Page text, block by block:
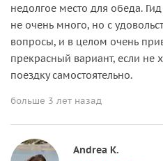
недолгое место для обеда.
не очень много, но с
вопросы, и в целом очень
прекрасный вариант, если не
поездку самостоятельно.
больше 3 лет назад
Andrea K.